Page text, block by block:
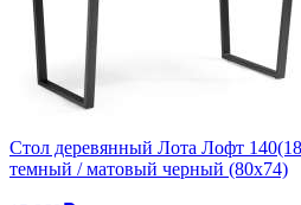
Стол деревянный Лота Лофт
темный / матовый черный (80x74)